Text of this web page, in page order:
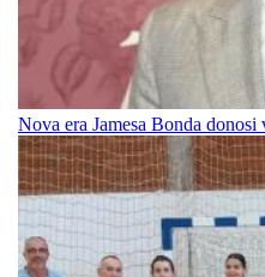
Nova era Jamesa Bonda